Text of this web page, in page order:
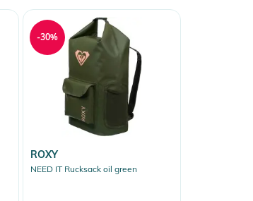
ROXY
NEED IT Rucksack oil green
-30%